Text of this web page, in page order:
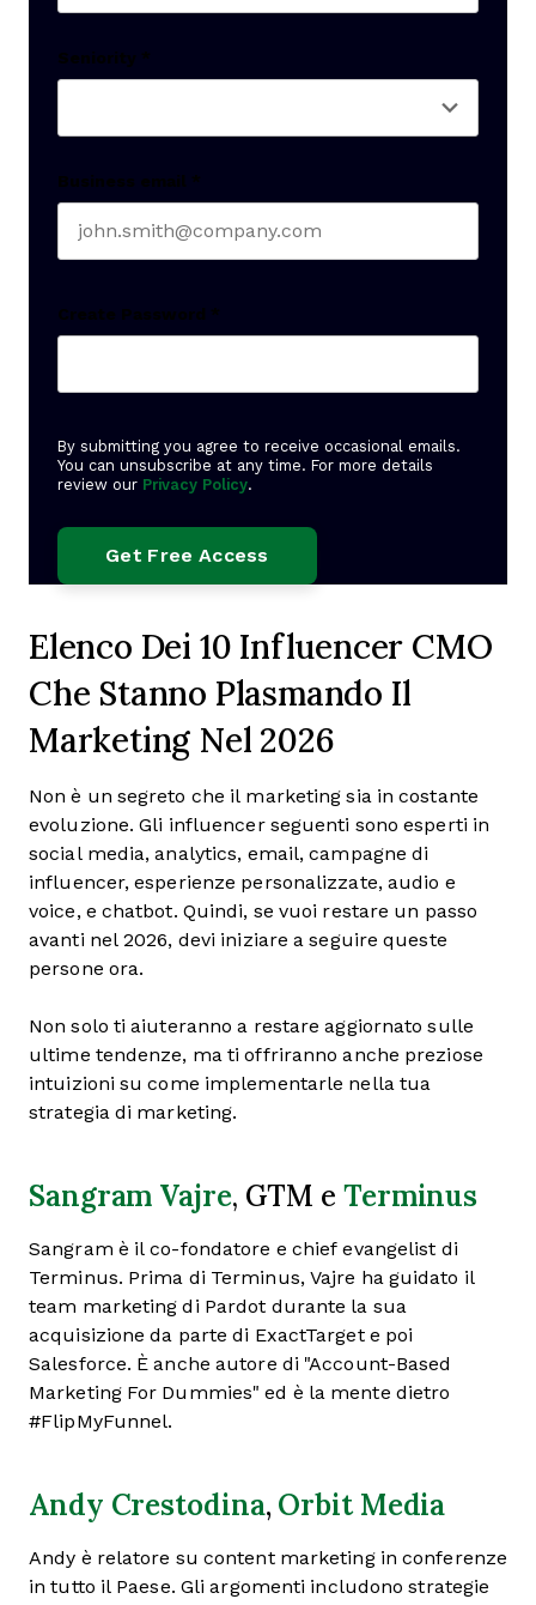
Seniority *
Business email *
Create Password *
By submitting you agree to receive occasional emails.
You can unsubscribe at any time. For more details
review our Privacy Policy.
Elenco Dei 10 Influencer CMO
Che Stanno Plasmando Il
Marketing Nel 2026
Non è un segreto che il marketing sia in costante
evoluzione. Gli influencer seguenti sono esperti in
social media, analytics, email, campagne di
influencer, esperienze personalizzate, audio e
voice, e chatbot. Quindi, se vuoi restare un passo
avanti nel 2026, devi iniziare a seguire queste
persone ora.
Non solo ti aiuteranno a restare aggiornato sulle
ultime tendenze, ma ti offriranno anche preziose
intuizioni su come implementarle nella tua
strategia di marketing.
Sangram Vajre, GTM e Terminus
Sangram è il co-fondatore e chief evangelist di
Terminus. Prima di Terminus, Vajre ha guidato il
team marketing di Pardot durante la sua
acquisizione da parte di ExactTarget e poi
Salesforce. È anche autore di "Account-Based
Marketing For Dummies" ed è la mente dietro
#FlipMyFunnel.
Andy Crestodina,Orbit Media
Andy è relatore su content marketing in conferenze
in tutto il Paese. Gli argomenti includono strategie